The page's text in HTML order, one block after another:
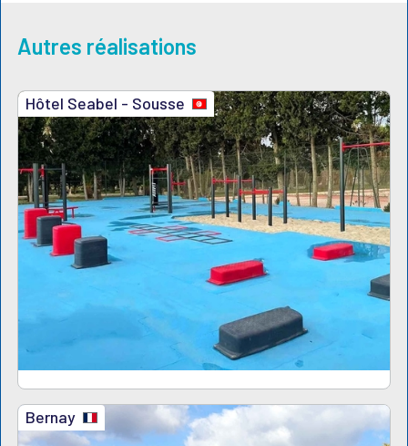
Autres réalisations
Hôtel Seabel - Sousse
Bernay